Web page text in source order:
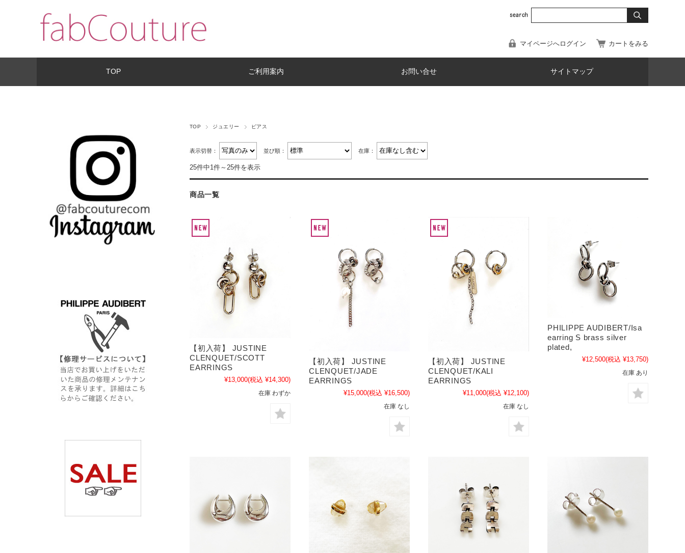
マイページへログイン カートをみる
TOP ご利用案内 お問い合せ サイトマップ
TOP ジュエリー ピアス
表示切替： 並び順： 在庫：
25件中1件～25件を表示
商品一覧
【初入荷】 JUSTINE
CLENQUET/SCOTT
EARRINGS
¥13,000(税込 ¥14,300)
在庫 わずか
【初入荷】 JUSTINE
CLENQUET/JADE
EARRINGS
¥15,000(税込 ¥16,500)
在庫 なし
【初入荷】 JUSTINE
CLENQUET/KALI
EARRINGS
¥11,000(税込 ¥12,100)
在庫 なし
PHILIPPE AUDIBERT/Isa
earring S brass silver
plated,
¥12,500(税込 ¥13,750)
在庫 あり